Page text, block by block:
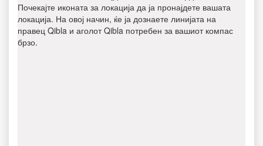
Почекајте иконата за локација да ја пронајдете вашата
локација. На овој начин, ќе ја дознаете линијата на
правец Qibla и аголот Qibla потребен за вашиот компас
брзо.